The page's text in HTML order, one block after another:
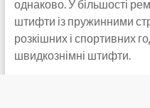
однаково. У більшості
штифти із пружинними
розкішних і спортивних
швидкознімні штифти.